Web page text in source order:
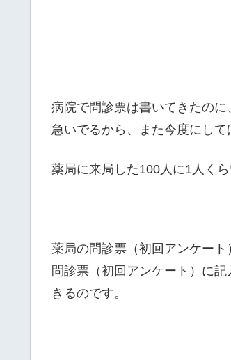
病院で問診票は書いてきたのに
急いでるから、また今度にして
薬局に来局した100人に1人く
薬局の問診票（初回アンケート
問診票（初回アンケート）に
きるのです。